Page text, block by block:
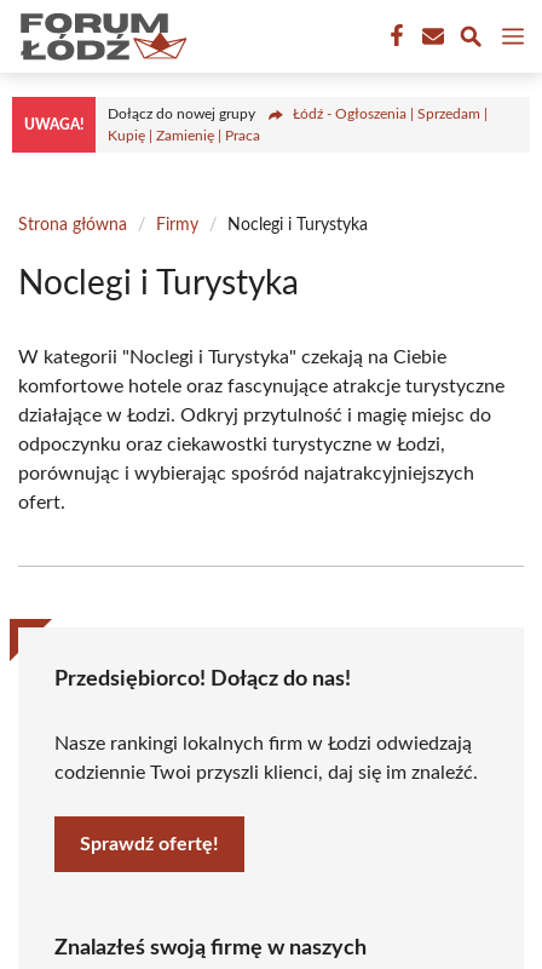
Przejdź
treści
UWAGA!
Dołącz do nowej grupy
Łódź - Ogłoszenia | Sprzedam |
Kupię | Zamienię | Praca
Strona główna / Firmy / Noclegi i Turystyka
Noclegi i Turystyka
W kategorii "Noclegi i Turystyka" czekają na Ciebie
komfortowe hotele oraz fascynujące atrakcje turystyczne
działające w Łodzi. Odkryj przytulność i magię miejsc do
odpoczynku oraz ciekawostki turystyczne w Łodzi,
porównując i wybierając spośród najatrakcyjniejszych
ofert.
Przedsiębiorco! Dołącz do nas!
Nasze rankingi lokalnych firm w Łodzi odwiedzają
codziennie Twoi przyszli klienci, daj się im znaleźć.
Sprawdź ofertę!
Znalazłeś swoją firmę w naszych